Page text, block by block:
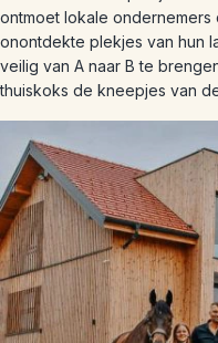
ontmoet lokale ondernemers
onontdekte plekjes van hun
veilig van A naar B te
thuiskoks de kneepjes van